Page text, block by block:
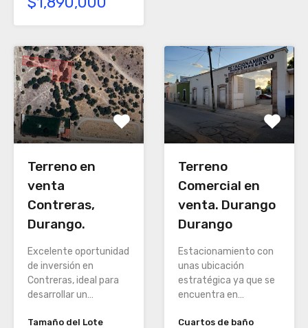
Terreno en
venta
Contreras,
Durango.
Excelente oportunidad
de inversión en
Contreras, ideal para
desarrollar un…
Tamaño del Lote
Terreno
Comercial en
venta. Durango
Durango
Estacionamiento con
unas ubicación
estratégica ya que se
encuentra en…
Cuartos de baño